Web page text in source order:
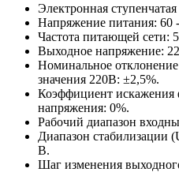
Электронная
Напряжение питания: 60
Частота питающей сети:
Выходное напряжение:
Номинальное
значения 220В: ±2,5%.
Коэффициент
напряжения: 0%.
Рабочий диапазон
Диапазон стабилизации
В.
Шаг изменения